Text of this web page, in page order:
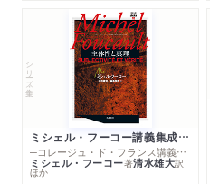
シリーズ・全集
ミシェル・フーコー講義集成１０ 主体性と真理
─コレージュ・ド・フランス講義１９８０－１９８１年度
ミシェル・フーコー著清水雄大訳
ほか